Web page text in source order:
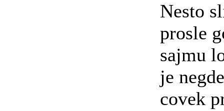
Nesto
prosle
sajmu
je
covek